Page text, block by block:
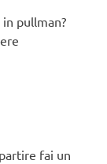
pullman?
fai un